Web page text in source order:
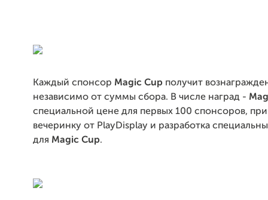
Каждый спонсор Magic Cup получит
независимо от суммы сбора. В числе наград -
специальной цене для первых 100 спонсоров,
вечеринку от PlayDisplay и разработка
для Magic Cup.